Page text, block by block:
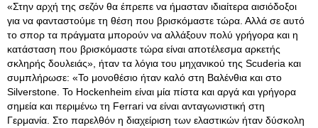
«Στην αρχή της σεζόν θα έπρεπε να ήμασταν ιδιαίτερα αισιόδοξοι
για να φανταστούμε τη θέση που βρισκόμαστε τώρα. Αλλά σε αυτό
το σπορ τα πράγματα μπορούν να αλλάξουν πολύ γρήγορα και η
κατάσταση που βρισκόμαστε τώρα είναι αποτέλεσμα αρκετής
σκληρής δουλειάς», ήταν τα λόγια του μηχανικού της Scuderia και
συμπλήρωσε: «Το μονοθέσιο ήταν καλό στη Βαλένθια και στο
Silverstone. Το Hockenheim είναι μία πίστα και αργά και γρήγορα
σημεία και περιμένω τη Ferrari να είναι ανταγωνιστική στη
Γερμανία. Στο παρελθόν η διαχείριση των ελαστικών ήταν δύσκολη